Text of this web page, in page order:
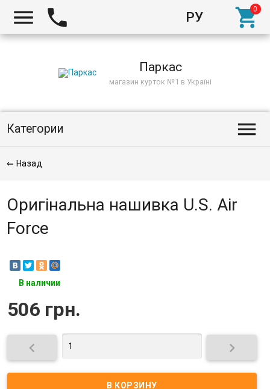
РУ
  
Паркас
магазин курток №1 в Україні
Категории 
⇐ Назад
Оригінальна нашивка U.S. Air
Force
В наличии
506 грн.
 